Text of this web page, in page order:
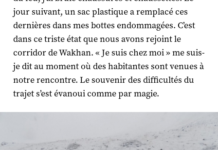
jour suivant, un sac plastique a remplacé ces
dernières dans mes bottes endommagées. C’est
dans ce triste état que nous avons rejoint le
corridor de Wakhan. « Je suis chez moi » me suis-
je dit au moment où des habitantes sont venues à
notre rencontre. Le souvenir des difficultés du
trajet s’est évanoui comme par magie.